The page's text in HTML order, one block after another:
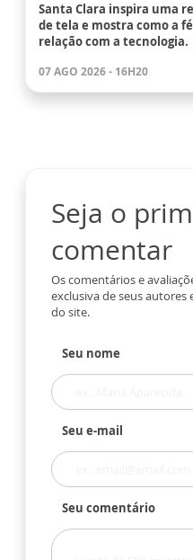
Santa Clara inspira uma
de tela e mostra como a
relação com a tecnologia.
07 AGO 2026 - 16H20
Seja o
comentar
Os comentários e
exclusiva de seus
do site.
Seu nome
Seu e-mail
Seu comentário